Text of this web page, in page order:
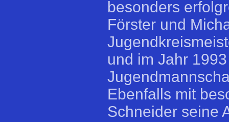
besonders
Förster und
und im Jahr
Ebenfalls mit
Schneider seine